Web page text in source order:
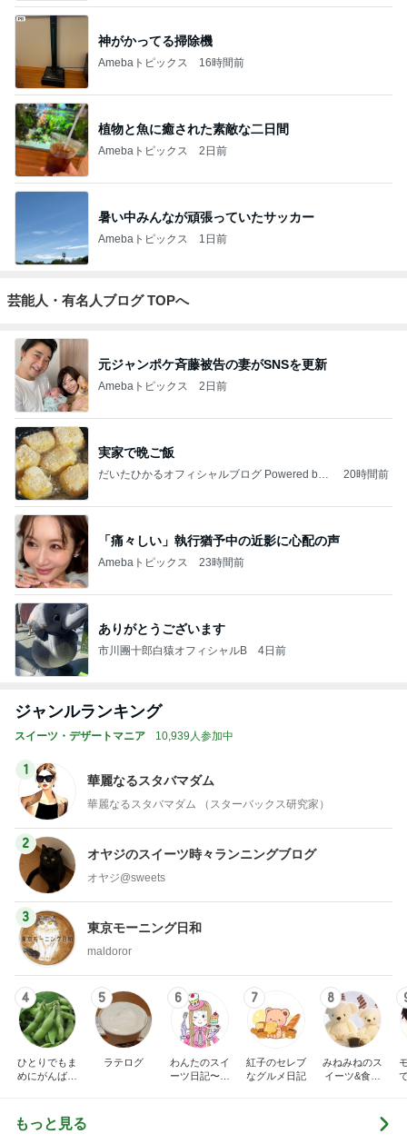
神がかってる掃除機
Amebaトピックス 16時間前
植物と魚に癒された素敵な二日間
Amebaトピックス 2日前
暑い中みんなが頑張っていたサッカー
Amebaトピックス 1日前
芸能人・有名人ブログ TOPへ
元ジャンポケ斉藤被告の妻がSNSを更新
Amebaトピックス 2日前
実家で晩ご飯
だいたひかるオフィシャルブログ Powered by
20時間前
「痛々しい」執行猶予中の近影に心配の声
Amebaトピックス 23時間前
ありがとうございます
市川團十郎白猿オフィシャルB 4日前
ジャンルランキング
スイーツ・デザートマニア 10,939人参加中
1
華麗なるスタバマダム
華麗なるスタバマダム （スターバックス研究家）
2
オヤジのスイーツ時々ランニングブログ
オヤジ@sweets
3
東京モーニング日和
maldoror
4
ひとりでもま
めにがんばる
5
ラテログ
6
わんたのスイ
ーツ日記〜小
7
紅子のセレブ
なグルメ日記
8
みねみねのス
イーツ&食パ
もっと見る